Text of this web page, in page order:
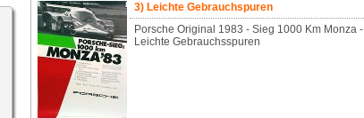
3) Leichte Gebrauchspuren
Porsche Original 1983 - Sieg 1000 Km Monza -
Leichte Gebrauchsspuren